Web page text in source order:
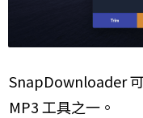
SnapDownloader
MP3 工具之一。